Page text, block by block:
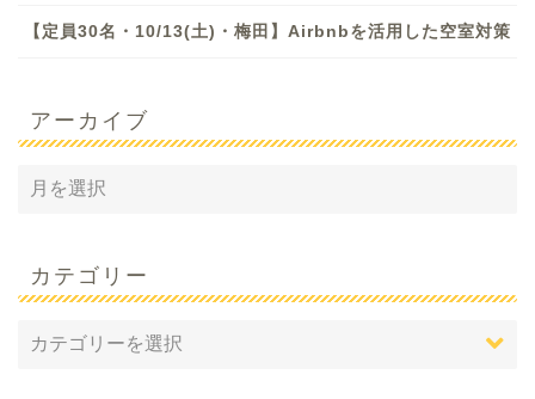
【定員30名・10/13(土)・梅田】Airbnbを活用した空室対策
アーカイブ
カテゴリー